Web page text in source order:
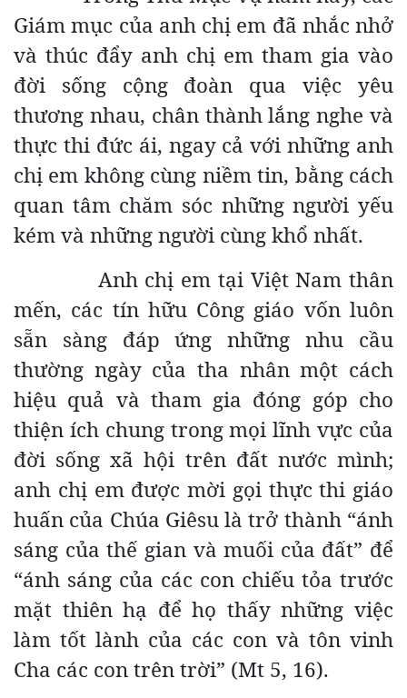
Giám mục của anh chị em đã nhắc nhở
và thúc đẩy anh chị em tham gia vào
đời sống cộng đoàn qua việc yêu
thương nhau, chân thành lắng nghe và
thực thi đức ái, ngay cả với những anh
chị em không cùng niềm tin, bằng cách
quan tâm chăm sóc những người yếu
kém và những người cùng khổ nhất.
Anh chị em tại Việt Nam thân
mến, các tín hữu Công giáo vốn luôn
sẵn sàng đáp ứng những nhu cầu
thường ngày của tha nhân một cách
hiệu quả và tham gia đóng góp cho
thiện ích chung trong mọi lĩnh vực của
đời sống xã hội trên đất nước mình;
anh chị em được mời gọi thực thi giáo
huấn của Chúa Giêsu là trở thành “ánh
sáng của thế gian và muối của đất” để
“ánh sáng của các con chiếu tỏa trước
mặt thiên hạ để họ thấy những việc
làm tốt lành của các con và tôn vinh
Cha các con trên trời” (Mt 5, 16).